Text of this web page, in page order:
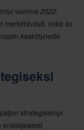
vuonna 2022,
merkittävästi, mikä loi
keskittyneille
strategisempi